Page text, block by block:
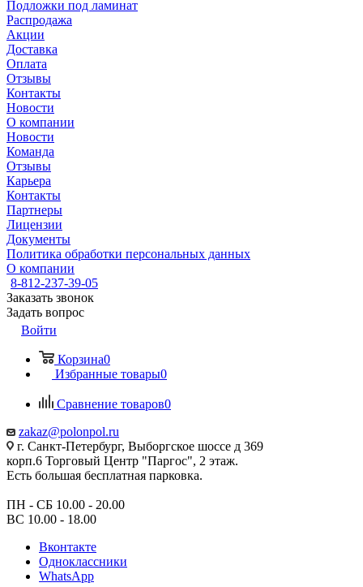
Подложки под ламинат
Распродажа
Акции
Доставка
Оплата
Отзывы
Контакты
Новости
О компании
Новости
Команда
Отзывы
Карьера
Контакты
Партнеры
Лицензии
Документы
Политика обработки персональных данных
О компании
8-812-237-39-05
Заказать звонок
Задать вопрос
Войти
Корзина0
Избранные товары0
Сравнение товаров0
zakaz@polonpol.ru
г. Санкт-Петербург, Выборгское шоссе д 369
корп.6 Торговый Центр "Паргос", 2 этаж.
Есть большая бесплатная парковка.
ПН - СБ 10.00 - 20.00
ВС 10.00 - 18.00
Вконтакте
Одноклассники
WhatsApp